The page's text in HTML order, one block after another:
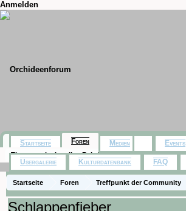
Anmelden
Startseite Foren
Treffpunkt der Community
Orchideenfotos (Naturformen)
Schlappenfieber
Startseite Foren
Themen mit aktuellen Beiträgen
Medien Events
Usergalerie Kulturdatenbank FAQ